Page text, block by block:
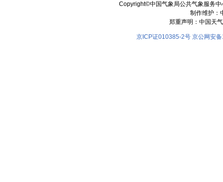
Copyright©中国气象局公共气象服务
制作维护：
郑重声明：中国天
京ICP证010385-2号 京公网安